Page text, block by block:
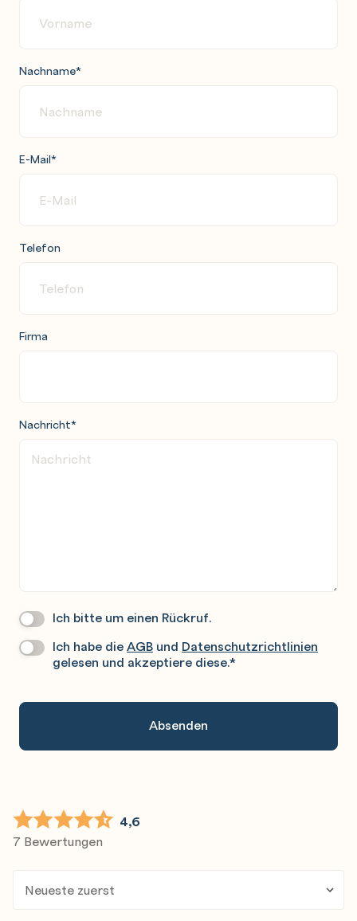
Nachname*
E-Mail*
Telefon
Firma
Nachricht*
Wir
Sie
Ich bitte um einen Rückruf.
Datenschutz*
Ich habe dieAGB und Datenschutzrichtlinien
gelesen und akzeptiere diese.*
4,6
7 Bewertungen